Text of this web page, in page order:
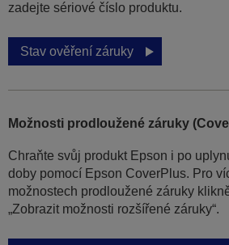
zadejte sériové číslo produktu.
Stav ověření záruky
Možnosti prodloužené záruky
Chraňte svůj produkt Epson i po
doby pomocí Epson CoverPlus. Pro
možnostech prodloužené záruky
„Zobrazit možnosti rozšířené záruky“.